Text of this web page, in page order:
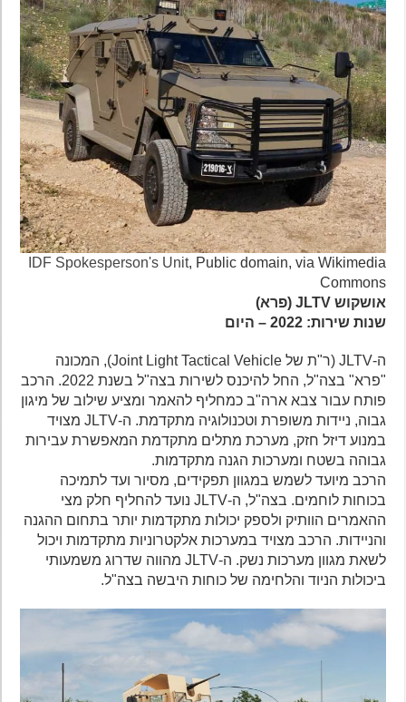
IDF Spokesperson's Unit, Public domain, via Wikimedia
Commons
אושקוש JLTV (פרא)
שנות שירות: 2022 – היום
ה-JLTV (ר"ת של Joint Light Tactical Vehicle), המכונה
"פרא" בצה"ל, החל להיכנס לשירות בצה"ל בשנת 2022. הרכב
פותח עבור צבא ארה"ב כמחליף להאמר ומציע שילוב של מיגון
גבוה, ניידות משופרת וטכנולוגיה מתקדמת. ה-JLTV מצויד
במנוע דיזל חזק, מערכת מתלים מתקדמת המאפשרת עבירות
גבוהה בשטח ומערכות הגנה מתקדמות.
הרכב מיועד לשמש במגוון תפקידים, מסיור ועד לתמיכה
בכוחות לוחמים. בצה"ל, ה-JLTV נועד להחליף חלק מצי
ההאמרים הוותיק ולספק יכולות מתקדמות יותר בתחום ההגנה
והניידות. הרכב מצויד במערכות אלקטרוניות מתקדמות ויכול
לשאת מגוון מערכות נשק. ה-JLTV מהווה שדרוג משמעותי
ביכולות הניוד והלחימה של כוחות היבשה בצה"ל.